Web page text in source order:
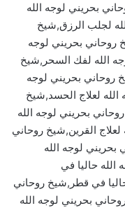
بحريني لوجه الله
لجلب الرزق,شيخ
روحاني بحريني لوجه
الله لفك السحر,شيخ
روحاني بحريني لوجه
لعلاج الحسد,شيخ
بحريني لوجه الله
لعلاج القرين,شيخ روحاني
بحريني لوجه الله
الله حاليا في
في قطر,شيخ روحاني
بحريني لوجه الله